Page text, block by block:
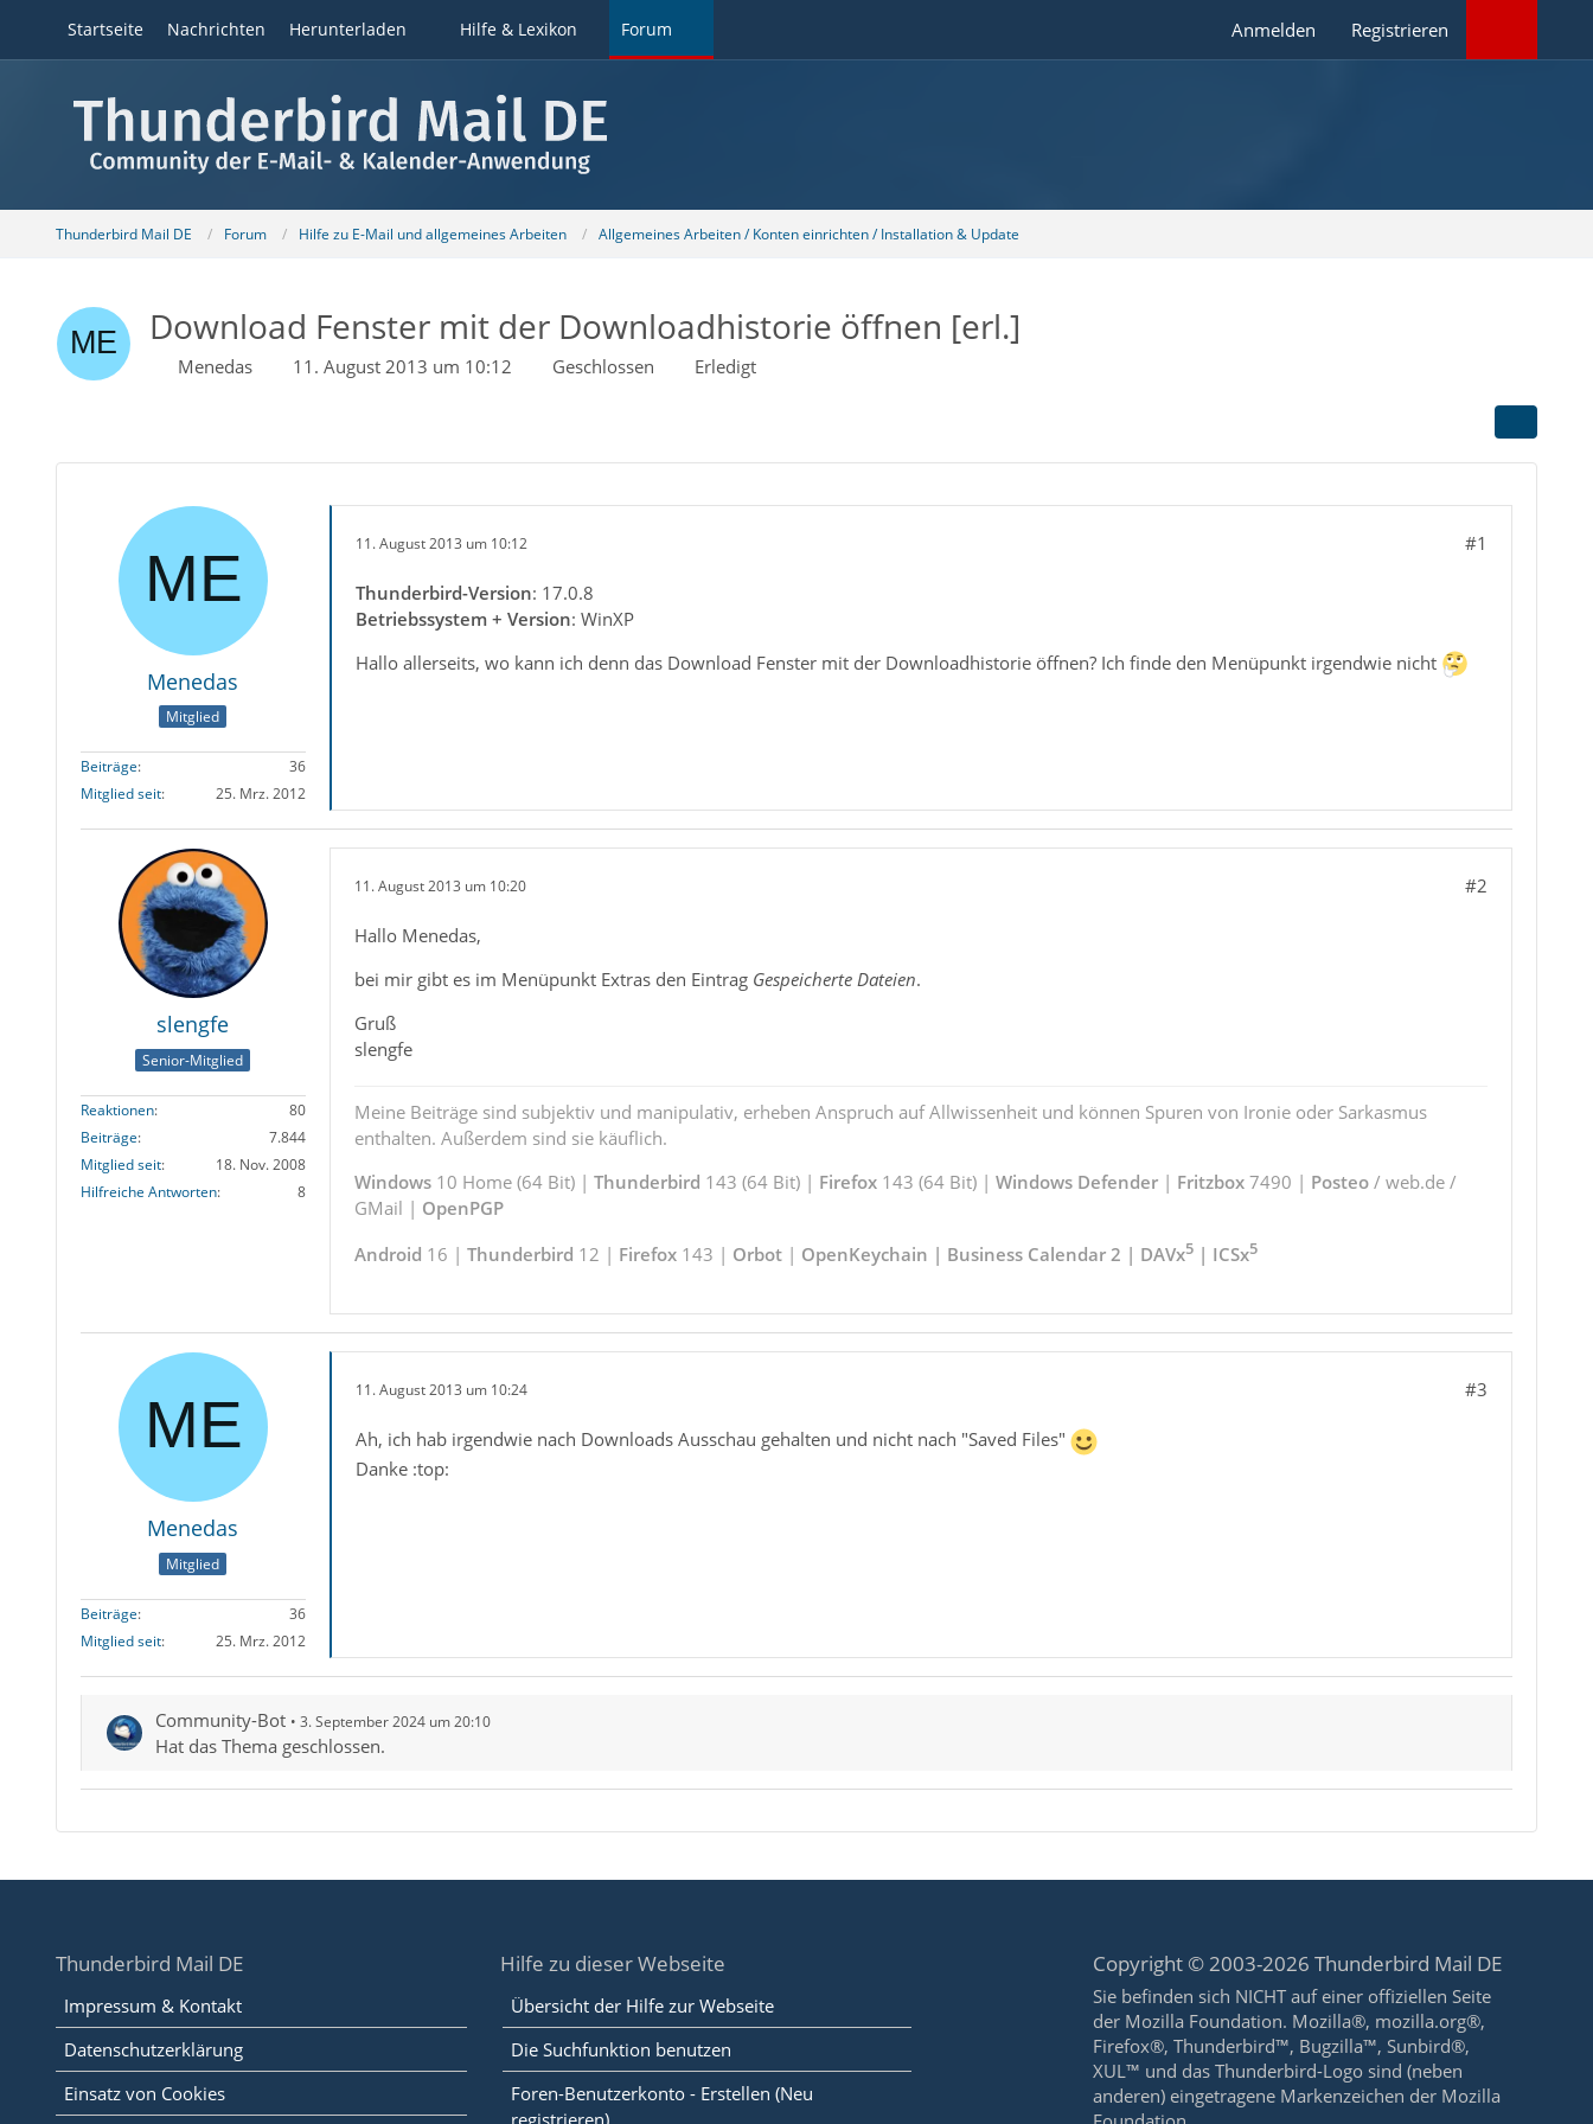
Startseite Nachrichten Herunterladen Hilfe & Lexikon Forum Anmelden Registrieren
Thunderbird Mail DE Forum Hilfe zu E-Mail und allgemeines Arbeiten Allgemeines Arbeiten / Konten einrichten / Installation & Update
Download Fenster mit der Downloadhistorie öffnen [erl.]
Menedas 11. August 2013 um 10:12 Geschlossen Erledigt
Menedas
Mitglied
Beiträge
36
Mitglied seit
25. Mrz. 2012
11. August 2013 um 10:12 #1
Thunderbird-Version: 17.0.8
Betriebssystem + Version: WinXP
Hallo allerseits, wo kann ich denn das Download Fenster mit der Downloadhistorie öffnen? Ich finde den Menüpunkt irgendwie nicht
slengfe
Senior-Mitglied
Reaktionen
80
Beiträge
7.844
Mitglied seit
18. Nov. 2008
Hilfreiche Antworten
8
11. August 2013 um 10:20 #2
Hallo Menedas,
bei mir gibt es im Menüpunkt Extras den Eintrag Gespeicherte Dateien.
Gruß
slengfe
Meine Beiträge sind subjektiv und manipulativ, erheben Anspruch auf Allwissenheit und können Spuren von Ironie oder Sarkasmus
enthalten. Außerdem sind sie käuflich.
Windows10 Home (64 Bit) | Thunderbird 143 (64 Bit) | Firefox143 (64 Bit) | Windows Defender| Fritzbox7490 | Posteo/ web.de /
GMail | OpenPGP
Android 16 | Thunderbird 12 | Firefox143 | Orbot| OpenKeychain | Business Calendar 2 | DAVx5| ICSx5
Menedas
Mitglied
Beiträge
36
Mitglied seit
25. Mrz. 2012
11. August 2013 um 10:24 #3
Ah, ich hab irgendwie nach Downloads Ausschau gehalten und nicht nach "Saved Files"
Danke :top:
Community-Bot 3. September 2024 um 20:10
Hat das Thema geschlossen.
Thunderbird Mail DE
Impressum & Kontakt
Datenschutzerklärung
Einsatz von Cookies
Hilfe zu dieser Webseite
Übersicht der Hilfe zur Webseite
Die Suchfunktion benutzen
Foren-Benutzerkonto - Erstellen (Neu
registrieren)
Copyright © 2003-2026 Thunderbird Mail DE
Sie befinden sich NICHT auf einer offiziellen Seite
der Mozilla Foundation. Mozilla®, mozilla.org®,
Firefox®, Thunderbird™, Bugzilla™, Sunbird®,
XUL™ und das Thunderbird-Logo sind (neben
anderen) eingetragene Markenzeichen der Mozilla